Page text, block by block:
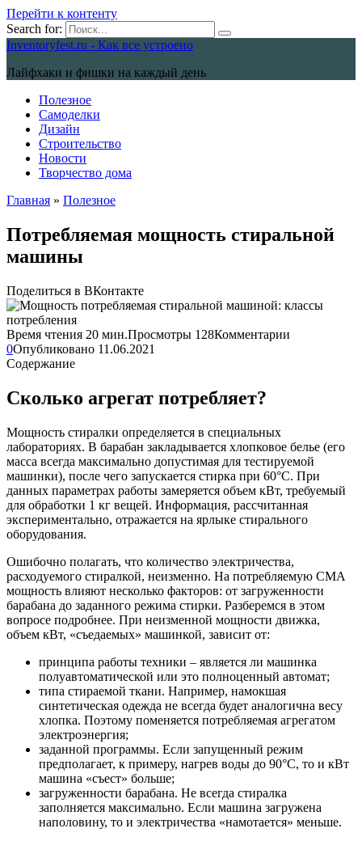
Перейти к контенту
Search for:
Inventoryfest.ru - Как все устроено
Лайфхаки и фишки на каждый день
Полезное
Самоделки
Дизайн
Строительство
Новости
Творчество дома
Главная » Полезное
Потребляемая мощность стиральной
машины
Поделиться в ВКонтакте
Время чтения 20 мин.Просмотры 128Комментарии
0Опубликовано 11.06.2021
Содержание
Сколько агрегат потребляет?
Мощность стиралки определяется в специальных
лабораториях. В барабан закладывается хлопковое белье (его
масса всегда максимально допустимая для тестируемой
машинки), после чего запускается стирка при 60°C. При
данных параметрах работы замеряется объем кВт, требуемый
для обработки 1 кг вещей. Информация, рассчитанная
экспериментально, отражается на ярлыке стирального
оборудования.
Ошибочно полагать, что количество электричества,
расходуемого стиралкой, неизменно. На потребляемую СМА
мощность влияют несколько факторов: от загруженности
барабана до заданного режима стирки. Разберемся в этом
вопросе подробнее. При неизменной мощности движка,
объем кВт, «съедаемых» машинкой, зависит от:
принципа работы техники – является ли машинка
полуавтоматической или это полноценный автомат;
типа стираемой ткани. Например, намокшая
синтетическая одежда не всегда будет аналогична весу
хлопка. Поэтому поменяется потребляемая агрегатом
электроэнергия;
заданной программы. Если запущенный режим
предполагает, к примеру, нагрев воды до 90°C, то и кВт
машина «съест» больше;
загруженности барабана. Не всегда стиралка
заполняется максимально. Если машина загружена
наполовину, то и электричества «намотается» меньше.